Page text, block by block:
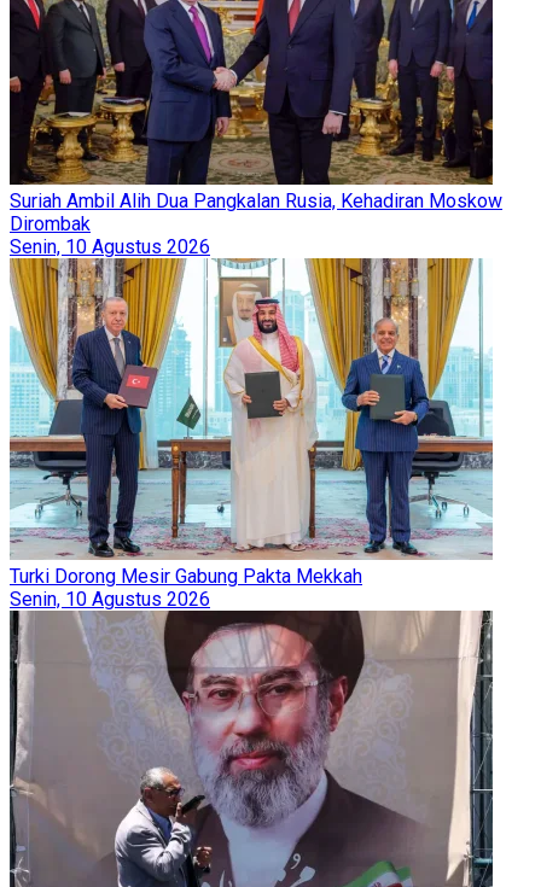
Suriah Ambil Alih Dua Pangkalan Rusia, Kehadiran Moskow
Dirombak
Senin, 10 Agustus 2026
Turki Dorong Mesir Gabung Pakta Mekkah
Senin, 10 Agustus 2026